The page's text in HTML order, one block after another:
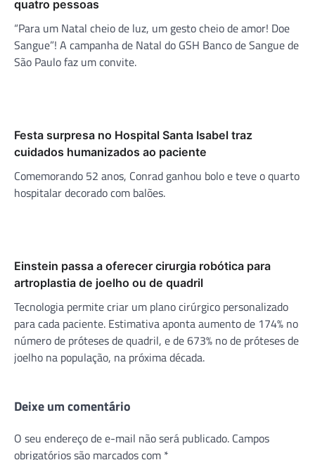
quatro pessoas
“Para um Natal cheio de luz, um gesto cheio de amor! Doe
Sangue”! A campanha de Natal do GSH Banco de Sangue de
São Paulo faz um convite.
Festa surpresa no Hospital Santa Isabel traz
cuidados humanizados ao paciente
Comemorando 52 anos, Conrad ganhou bolo e teve o quarto
hospitalar decorado com balões.
Einstein passa a oferecer cirurgia robótica para
artroplastia de joelho ou de quadril
Tecnologia permite criar um plano cirúrgico personalizado
para cada paciente. Estimativa aponta aumento de 174% no
número de próteses de quadril, e de 673% no de próteses de
joelho na população, na próxima década.
Deixe um comentário
O seu endereço de e-mail não será publicado. Campos
obrigatórios são marcados com *